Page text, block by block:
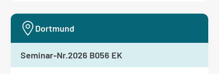
Dortmund
Seminar-Nr.2026 B056 EK